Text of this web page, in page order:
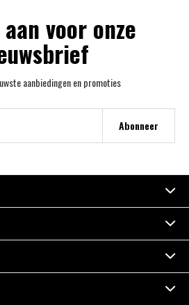
voor onze
aanbiedingen en promoties
Abonneer